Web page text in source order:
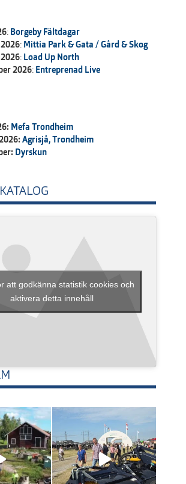
: Borgeby Fältdagar
: Mittia Park & Gata / Gård & Skog
: Load Up North
2026: Entreprenad Live
Mefa Trondheim
Agrisjå, Trondheim
Dyrskun
att godkänna statistik cookies och
aktivera detta innehåll